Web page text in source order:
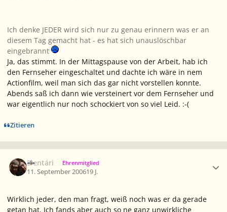
Ich denke JEDER wird sich nur zu genau erinnern was er an
diesem Tag gemacht hat - es hat sich unauslöschbar
eingebrannt
Ja, das stimmt. In der Mittagspause von der Arbeit, hab ich
den Fernseher eingeschaltet und dachte ich wäre in nem
Actionfilm, weil man sich das gar nicht vorstellen konnte.
Abends saß ich dann wie versteinert vor dem Fernseher und
war eigentlich nur noch schockiert von so viel Leid. :-(
Zitieren
Elentári Ehrenmitglied
11. September 200619 J.
Wirklich jeder, den man fragt, weiß noch was er da gerade
getan hat. Ich fands aber auch so ne ganz unwirkliche